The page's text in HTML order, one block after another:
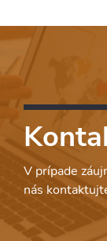
V prípade
nás